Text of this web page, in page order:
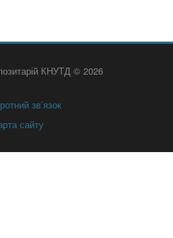
КНУТД © 2026
зв’язок
сайту